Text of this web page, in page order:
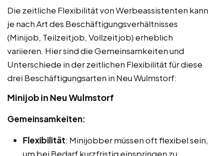
Die zeitliche Flexibilität von Werbeassistenten kann
je nach Art des Beschäftigungsverhältnisses
(Minijob, Teilzeitjob, Vollzeitjob) erheblich
variieren. Hier sind die Gemeinsamkeiten und
Unterschiede in der zeitlichen Flexibilität für diese
drei Beschäftigungsarten in Neu Wulmstorf:
Minijob in Neu Wulmstorf
Gemeinsamkeiten:
Flexibilität: Minijobber müssen oft flexibel sein,
um bei Bedarf kurzfristig einspringen zu